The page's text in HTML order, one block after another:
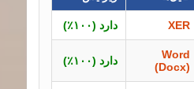
XER دارد (۱۰۰٪)
Word
(Docx)
دارد (۱۰۰٪)